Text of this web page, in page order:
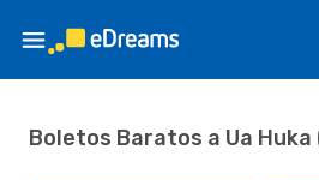
Boletos Baratos a Ua Huka